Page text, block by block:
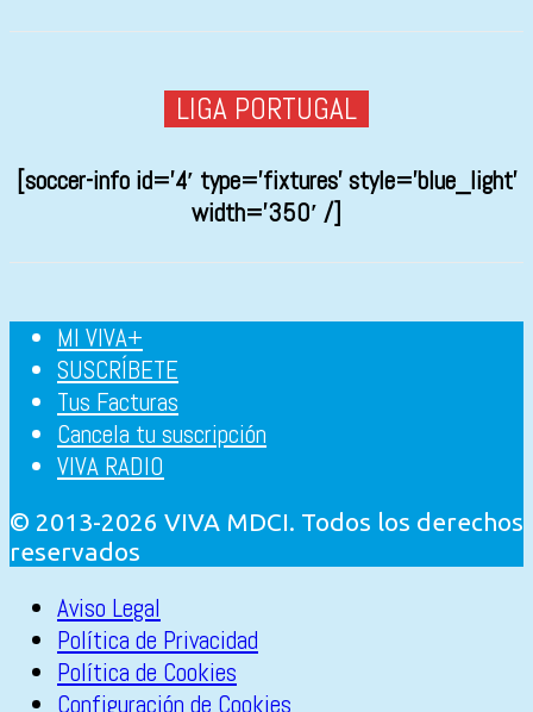
LIGA PORTUGAL
[soccer-info id=’4′ type=’fixtures’ style=’blue_light’
width=’350′ /]
MI VIVA+
SUSCRÍBETE
Tus Facturas
Cancela tu suscripción
VIVA RADIO
© 2013-2026 VIVA MDCI. Todos los derechos
reservados
Aviso Legal
Política de Privacidad
Política de Cookies
Configuración de Cookies